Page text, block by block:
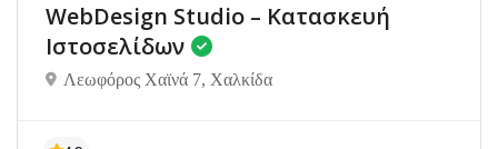
WebDesign Studio – Κατασκευή
Ιστοσελίδων
Λεωφόρος Χαϊνά 7, Χαλκίδα